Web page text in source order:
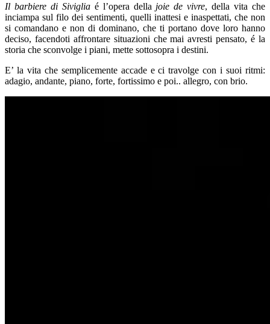
Il barbiere di Siviglia é l’opera della joie de vivre, della vita che
inciampa sul filo dei sentimenti, quelli inattesi e inaspettati, che non
si comandano e non di dominano, che ti portano dove loro hanno
deciso, facendoti affrontare situazioni che mai avresti pensato, é la
storia che sconvolge i piani, mette sottosopra i destini.
E’ la vita che semplicemente accade e ci travolge con i suoi ritmi:
adagio, andante, piano, forte, fortissimo e poi.. allegro, con brio.